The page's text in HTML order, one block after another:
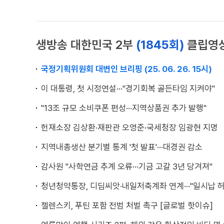
생방송 대한민국 2부 (1845회) 클립영
국정기획위원회 대변인 브리핑 (25. 06. 26. 15시)
이 대통령, 첫 시정연설···"경기회복 골든타임 지켜야"
"13조 규모 소비쿠폰 편성···지역상품권 추가 발행"
헌재소장 김상환·재판관 오영준·국세청장 임광현 지명
지역내총생산 분기별 통계 '첫 발표'···대경권 감소
감사원 "사학연금 추계 오류···기금 고갈 3년 당겨져"
청년청약통장, 디딤씨앗·내일저축계좌 연계···"일시납
젤렌스키, 푸틴 포함 전범 처벌 촉구 [글로벌 핫이슈]